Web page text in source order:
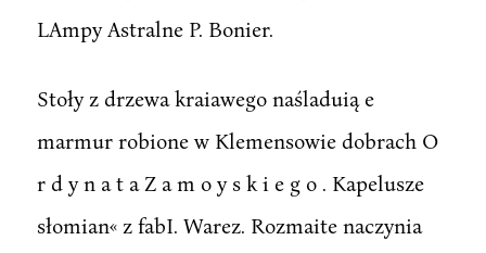
LAmpy Astralne P. Bonier.
Stoły z drzewa kraiawego naśladuią e
marmur robione w Klemensowie dobrach O
r d y n a t a Z a m o y s k i e g o . Kapelusze
słomian« z fabI. Warez. Rozmaite naczynia